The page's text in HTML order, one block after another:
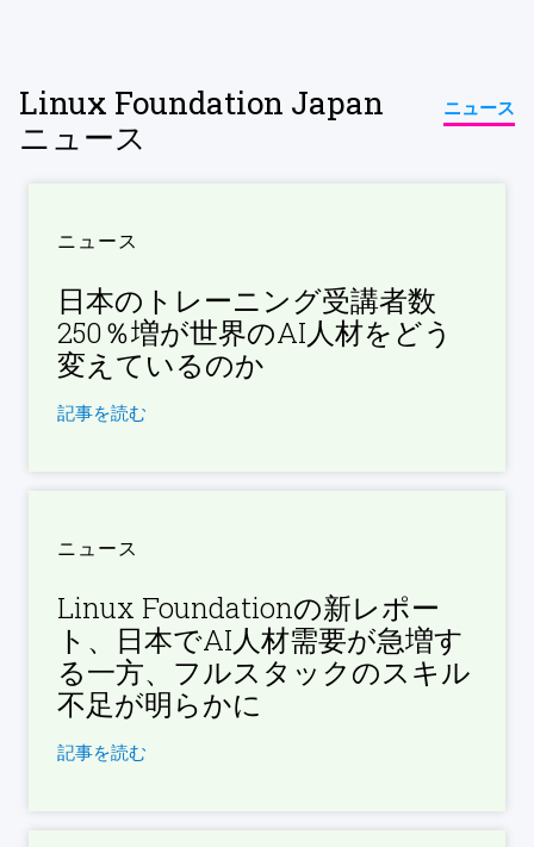
Linux Foundation Japan
ニュース
ニュース
ニュース
日本のトレーニング受講者数
250％増が世界のAI人材をどう
変えているのか
記事を読む
ニュース
Linux Foundationの新レポー
ト、日本でAI人材需要が急増す
る一方、フルスタックのスキル
不足が明らかに
記事を読む